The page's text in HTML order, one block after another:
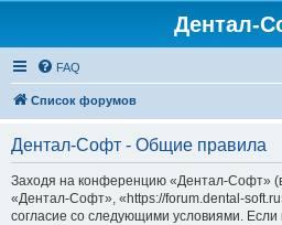
Дентал-
FAQ
Список форумов
Дентал-Софт - Общие правила
Заходя на конференцию «Дентал-Софт»
«Дентал-Софт», «https://forum.dental-
согласие со следующими условиями.